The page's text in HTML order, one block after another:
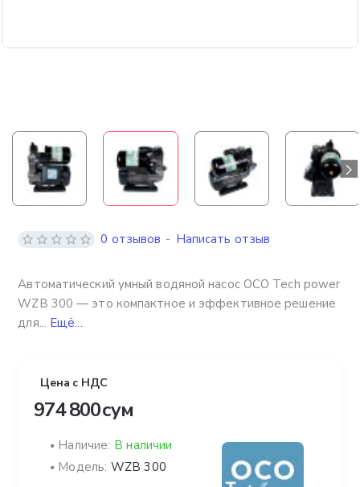
Автоматический умный водяной насос OCO Tech power
WZB 300 — это компактное и эффективное решение
для... Ещё...
0 отзывов - Написать отзыв
Цена с НДС
974 800 сум
Наличие: В наличии
Модель: WZB 300